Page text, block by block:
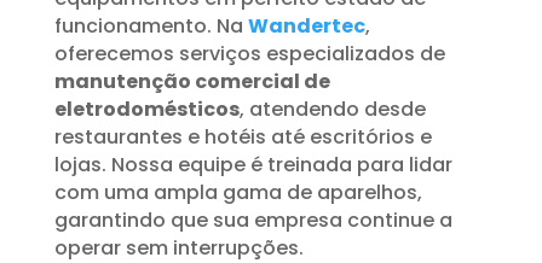
funcionamento. Na Wandertec,
oferecemos serviços especializados de
manutenção comercial de
eletrodomésticos, atendendo desde
restaurantes e hotéis até escritórios e
lojas. Nossa equipe é treinada para lidar
com uma ampla gama de aparelhos,
garantindo que sua empresa continue a
operar sem interrupções.